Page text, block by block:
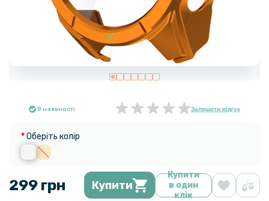
В наявності Залишити відгук
Оберіть колір
299 грн Купити
Купити
в один
клік